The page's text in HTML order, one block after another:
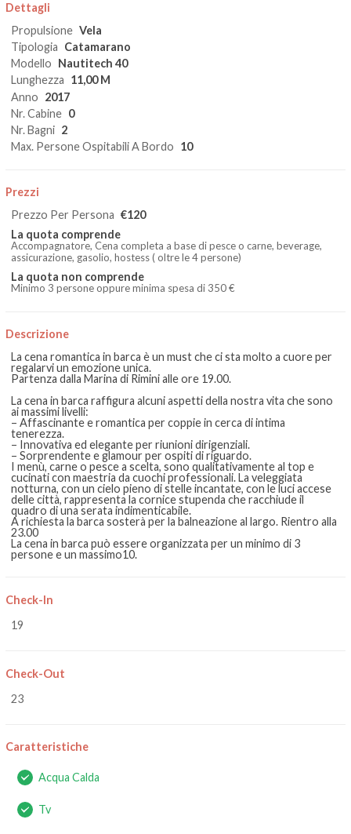
Dettagli
Propulsione Vela
Tipologia Catamarano
Modello Nautitech 40
Lunghezza 11,00 M
Anno 2017
Nr. Cabine 0
Nr. Bagni 2
Max. Persone Ospitabili A Bordo 10
Prezzi
Prezzo Per Persona €120
La quota comprende
Accompagnatore, Cena completa a base di pesce o carne, beverage,
assicurazione, gasolio, hostess ( oltre le 4 persone)
La quota non comprende
Minimo 3 persone oppure minima spesa di 350 €
Descrizione
La cena romantica in barca è un must che ci sta molto a cuore per
regalarvi un emozione unica.
Partenza dalla Marina di Rimini alle ore 19.00.
La cena in barca raffigura alcuni aspetti della nostra vita che sono
ai massimi livelli:
– Affascinante e romantica per coppie in cerca di intima
tenerezza.
– Innovativa ed elegante per riunioni dirigenziali.
– Sorprendente e glamour per ospiti di riguardo.
I menù, carne o pesce a scelta, sono qualitativamente al top e
cucinati con maestria da cuochi professionali. La veleggiata
notturna, con un cielo pieno di stelle incantate, con le luci accese
delle città, rappresenta la cornice stupenda che racchiude il
quadro di una serata indimenticabile.
A richiesta la barca sosterà per la balneazione al largo. Rientro alla
23.00
La cena in barca può essere organizzata per un minimo di 3
persone e un massimo10.
Check-In
19
Check-Out
23
Caratteristiche
Acqua Calda
Tv